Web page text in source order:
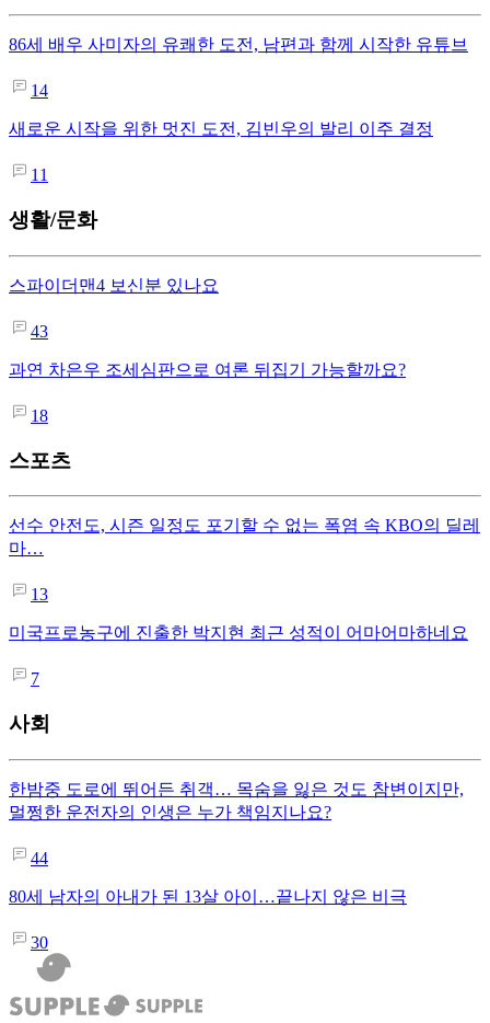
86세 배우 사미자의 유쾌한 도전, 남편과 함께 시작한 유튜브
14
새로운 시작을 위한 멋진 도전, 김빈우의 발리 이주 결정
11
생활/문화
스파이더맨4 보신분 있나요
43
과연 차은우 조세심판으로 여론 뒤집기 가능할까요?
18
스포츠
선수 안전도, 시즌 일정도 포기할 수 없는 폭염 속 KBO의 딜레
마…
13
미국프로농구에 진출한 박지현 최근 성적이 어마어마하네요
7
사회
한밤중 도로에 뛰어든 취객… 목숨을 잃은 것도 참변이지만,
멀쩡한 운전자의 인생은 누가 책임지나요?
44
80세 남자의 아내가 된 13살 아이…끝나지 않은 비극
30